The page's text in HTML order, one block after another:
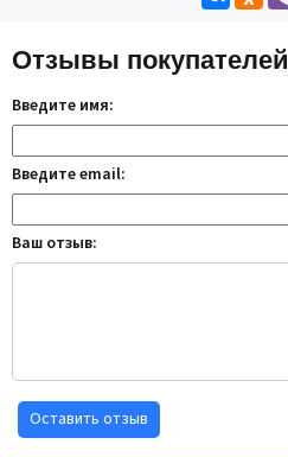
Отзывы покупателей
Введите имя:
Введите email:
Ваш отзыв:
Оставить отзыв